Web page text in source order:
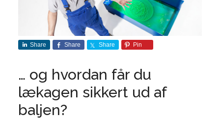
Share Share Share Pin
… og hvordan får du
lækagen sikkert ud af
baljen?